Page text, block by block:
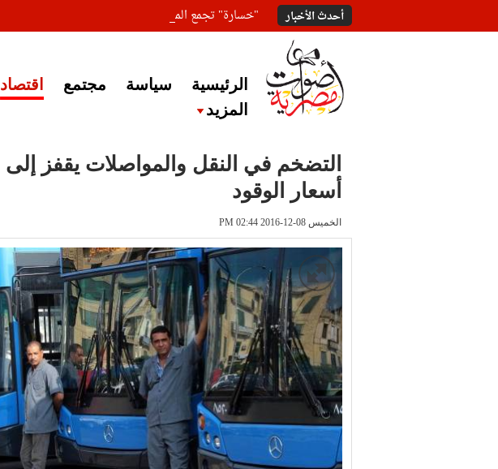
أحدث الأخبار "خسارة" تجمع المعلقين على خبر إغلاق أصوات مصرية
الرئيسية سياسة مجتمع اقتصاد
المزيد
أسعار الوقود
الخميس 08-12-2016 PM 02:44